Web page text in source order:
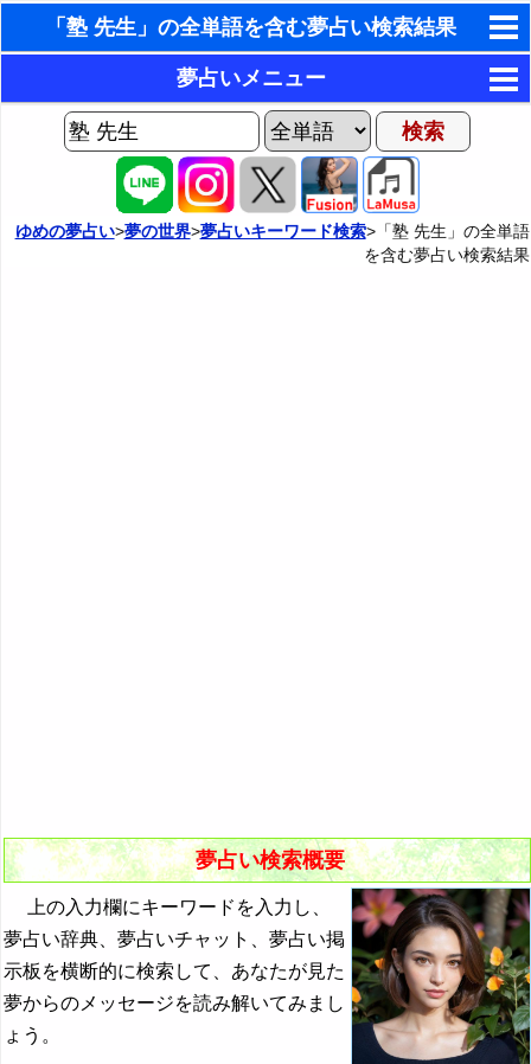
「塾 先生」の全単語を含む夢占い検索結果
東洋・西洋占星術
ホラリー占星術
手相占いで未来診断
タロットカードで無料占い
夢占いメニュー
AIゆめの夢占いチャット
ヨセフの夢占い
夢占い掲示板
ゆめの夢占い>夢の世界>夢占いキーワード検索>「塾 先生」の全単語
を含む夢占い検索結果
夢占い検索概要
上の入力欄にキーワードを入力し、
夢占い辞典、夢占いチャット、夢占い掲
示板を横断的に検索して、あなたが見た
夢からのメッセージを読み解いてみまし
ょう。